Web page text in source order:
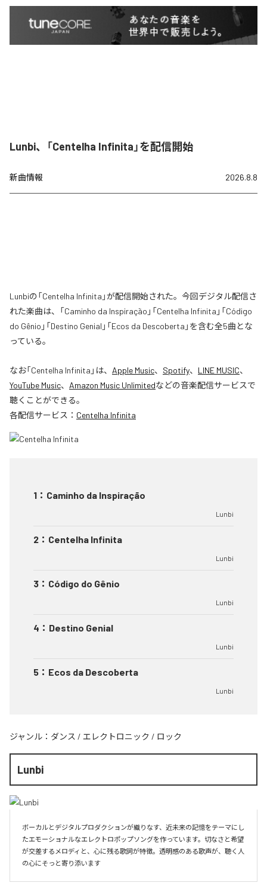
Lunbi、「Centelha Infinita」を配信開始
新曲情報 2026.8.8
Lunbiの「Centelha Infinita」が配信開始された。今回デジタル配信さ
れた楽曲は、「Caminho da Inspiração」「Centelha Infinita」「Código
do Gênio」「Destino Genial」「Ecos da Descoberta」を含む全5曲とな
っている。
なお「Centelha Infinita 」は、 Apple Music、 Spotify、 LINE MUSIC、
YouTube Music、 Amazon Music Unlimitedなどの音楽配信サービスで
聴くことができる。
各配信サービス： Centelha Infinita
1 ： Caminho da Inspiração
Lunbi
2 ： Centelha Infinita
Lunbi
3 ： Código do Gênio
Lunbi
4 ： Destino Genial
Lunbi
5 ： Ecos da Descoberta
Lunbi
ジャンル： ダンス / エレクトロニック / ロック
Lunbi
ボーカルとデジタルプロダクションが織りなす、近未来の記憶をテーマにし
たエモーショナルなエレクトロポップソングを作っています。切なさと希望
が交差するメロディと、心に残る歌詞が特徴。透明感のある歌声が、聴く人
の心にそっと寄り添います